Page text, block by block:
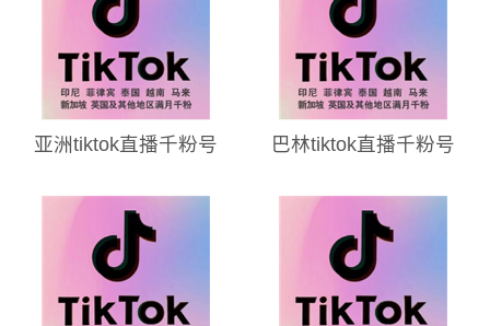
亚洲tiktok直播千粉号 巴林tiktok直播千粉号